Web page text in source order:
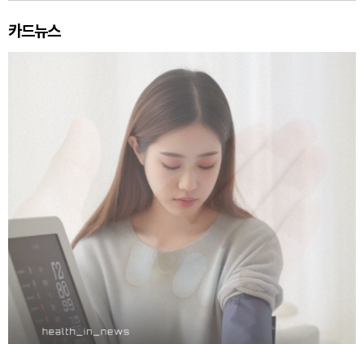
카드뉴스